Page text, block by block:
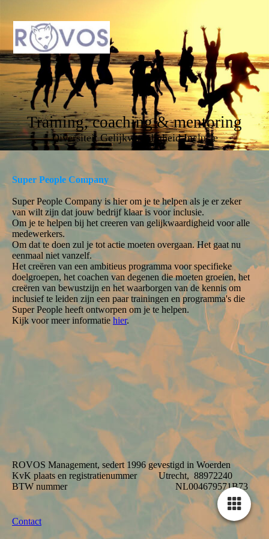
Training, coaching & mentoring
Diversiteit Gelijkwaardigheid Inclusie
Super People Company
Super People Company is hier om je te helpen als je er zeker
van wilt zijn dat jouw bedrijf klaar is voor inclusie.
Om je te helpen bij het creeren van gelijkwaardigheid voor alle
medewerkers.
Om dat te doen zul je tot actie moeten overgaan. Het gaat nu
eenmaal niet vanzelf.
Het creëren van een ambitieus programma voor specifieke
doelgroepen, het coachen van degenen die moeten groeien, het
creëren van bewustzijn en het waarborgen van de kennis om
inclusief te leiden zijn een paar trainingen en programma's die
Super People heeft ontworpen om je te helpen.
Kijk voor meer informatie hier.
ROVOS Management, sedert 1996 gevestigd in Woerden
KvK plaats en registratienummer Utrecht, 88972240
BTW nummer NL004679571B73
Contact